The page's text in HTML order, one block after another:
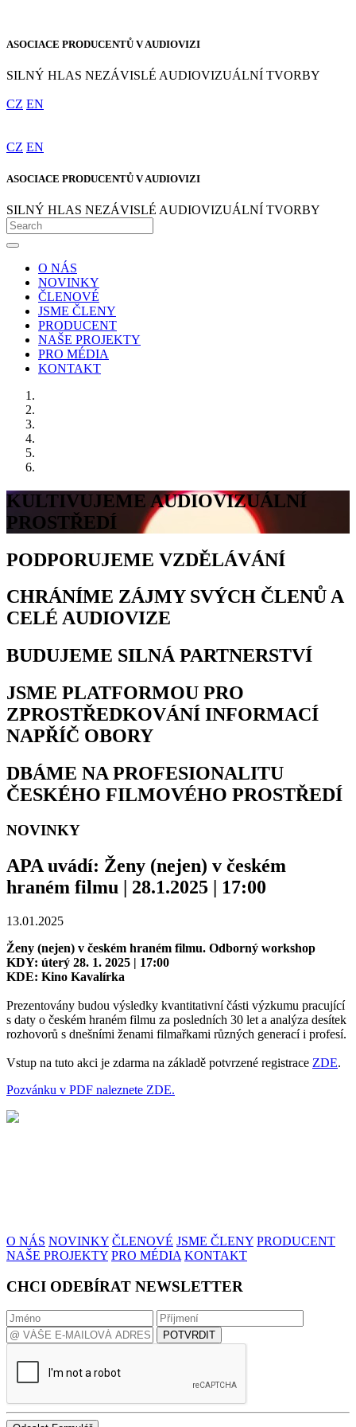
ASOCIACE PRODUCENTŮ V AUDIOVIZI
SILNÝ HLAS NEZÁVISLÉ AUDIOVIZUÁLNÍ TVORBY
CZ EN
CZ EN
ASOCIACE PRODUCENTŮ V AUDIOVIZI
SILNÝ HLAS NEZÁVISLÉ AUDIOVIZUÁLNÍ TVORBY
O NÁS
NOVINKY
ČLENOVÉ
JSME ČLENY
PRODUCENT
NAŠE PROJEKTY
PRO MÉDIA
KONTAKT
KULTIVUJEME AUDIOVIZUÁLNÍ
PROSTŘEDÍ
PODPORUJEME VZDĚLÁVÁNÍ
CHRÁNÍME ZÁJMY SVÝCH ČLENŮ A
CELÉ AUDIOVIZE
BUDUJEME SILNÁ PARTNERSTVÍ
JSME PLATFORMOU PRO
ZPROSTŘEDKOVÁNÍ INFORMACÍ
NAPŘÍČ OBORY
DBÁME NA PROFESIONALITU
ČESKÉHO FILMOVÉHO PROSTŘEDÍ
NOVINKY
APA uvádí: Ženy (nejen) v českém
hraném filmu | 28.1.2025 | 17:00
13.01.2025
Ženy (nejen) v českém hraném filmu. Odborný workshop
KDY: úterý 28. 1. 2025 | 17:00
KDE: Kino Kavalírka
Prezentovány budou výsledky kvantitativní části výzkumu pracující
s daty o českém hraném filmu za posledních 30 let a analýza desítek
rozhovorů s dnešními ženami filmařkami různých generací i profesí.
Vstup na tuto akci je zdarma na základě potvrzené registrace ZDE.
Pozvánku v PDF naleznete ZDE.
O NÁS NOVINKY ČLENOVÉ JSME ČLENY PRODUCENT
NAŠE PROJEKTY PRO MÉDIA KONTAKT
CHCI ODEBÍRAT NEWSLETTER
POTVRDIT